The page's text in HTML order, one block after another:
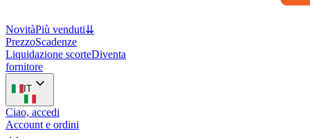
NovitàPiù venduti⇊
PrezzoScadenze
Liquidazione scorteDiventa
fornitore
IT
Ciao, accedi
Account e ordini